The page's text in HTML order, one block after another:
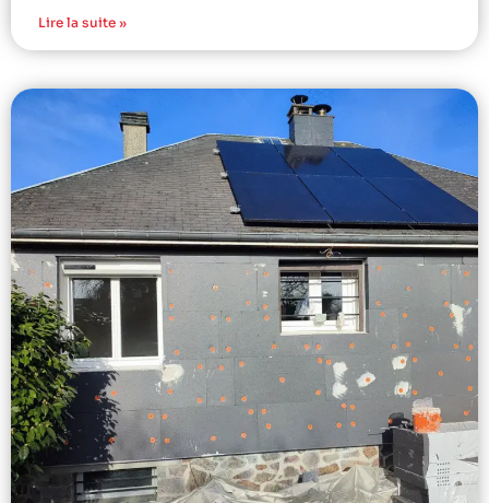
Lire la suite »